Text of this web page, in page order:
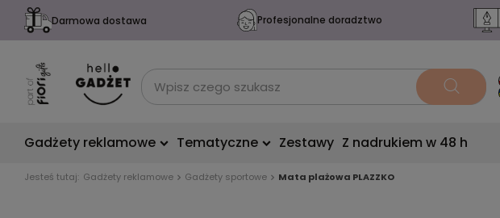
Darmowa dostawa Profesjonalne doradztwo
Gadżety reklamowe Tematyczne Zestawy Z nadrukiem w 48 h
Jesteś tutaj: Gadżety reklamowe Gadżety sportowe Mata plażowa PLAZZKO